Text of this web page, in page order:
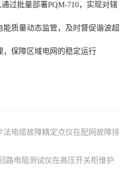
过批量部署PQM-710，实现对辖
能质量动态监管，及时督促谐波超
，保障区域电网的稳定运行
法电缆故障精定点仪在配网故障排
路电阻测试仪在高压开关柜维护